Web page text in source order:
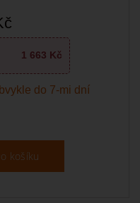
1 663 Kč
do 7-mi dní
košíku